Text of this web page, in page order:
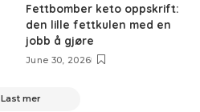
Fettbomber keto oppskrift:
den lille fettkulen med en
jobb å gjøre
June 30, 2026
Last mer